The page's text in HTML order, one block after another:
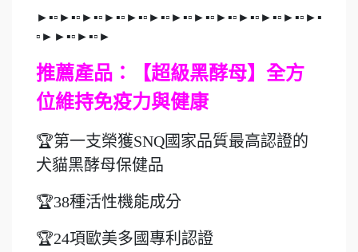
►▪▫►▪▫►▪▫►▪▫►▪▫►▪▫►▪▫►▪▫►▪▫►▪▫►▪▫►▪▫►▪
▫►►▪▫►▪▫►
推薦產品：【超級黑酵母】全方
位維持免疫力與健康
🏆第一支榮獲SNQ國家品質最高認證的
犬貓黑酵母保健品
🏆38種活性機能成分
🏆24項歐美多國專利認證